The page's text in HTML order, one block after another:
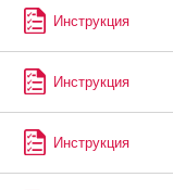
Инструкция
Инструкция
Инструкция